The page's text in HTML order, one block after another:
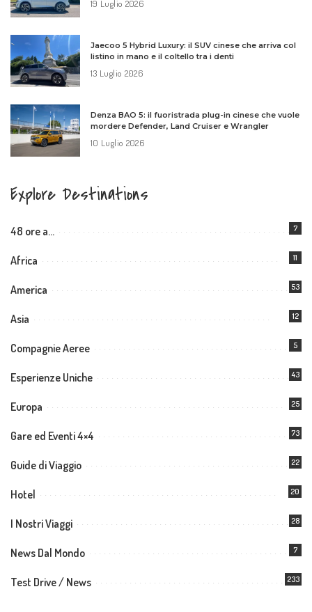
19 Luglio 2026
Jaecoo 5 Hybrid Luxury: il SUV cinese che arriva col
listino in mano e il coltello tra i denti
13 Luglio 2026
Denza BAO 5: il fuoristrada plug-in cinese che vuole
mordere Defender, Land Cruiser e Wrangler
10 Luglio 2026
Explore Destinations
48 ore a… 7
Africa 11
America 53
Asia 12
Compagnie Aeree 5
Esperienze Uniche 43
Europa 25
Gare ed Eventi 4×4 73
Guide di Viaggio 22
Hotel 20
I Nostri Viaggi 28
News Dal Mondo 7
Test Drive / News 233